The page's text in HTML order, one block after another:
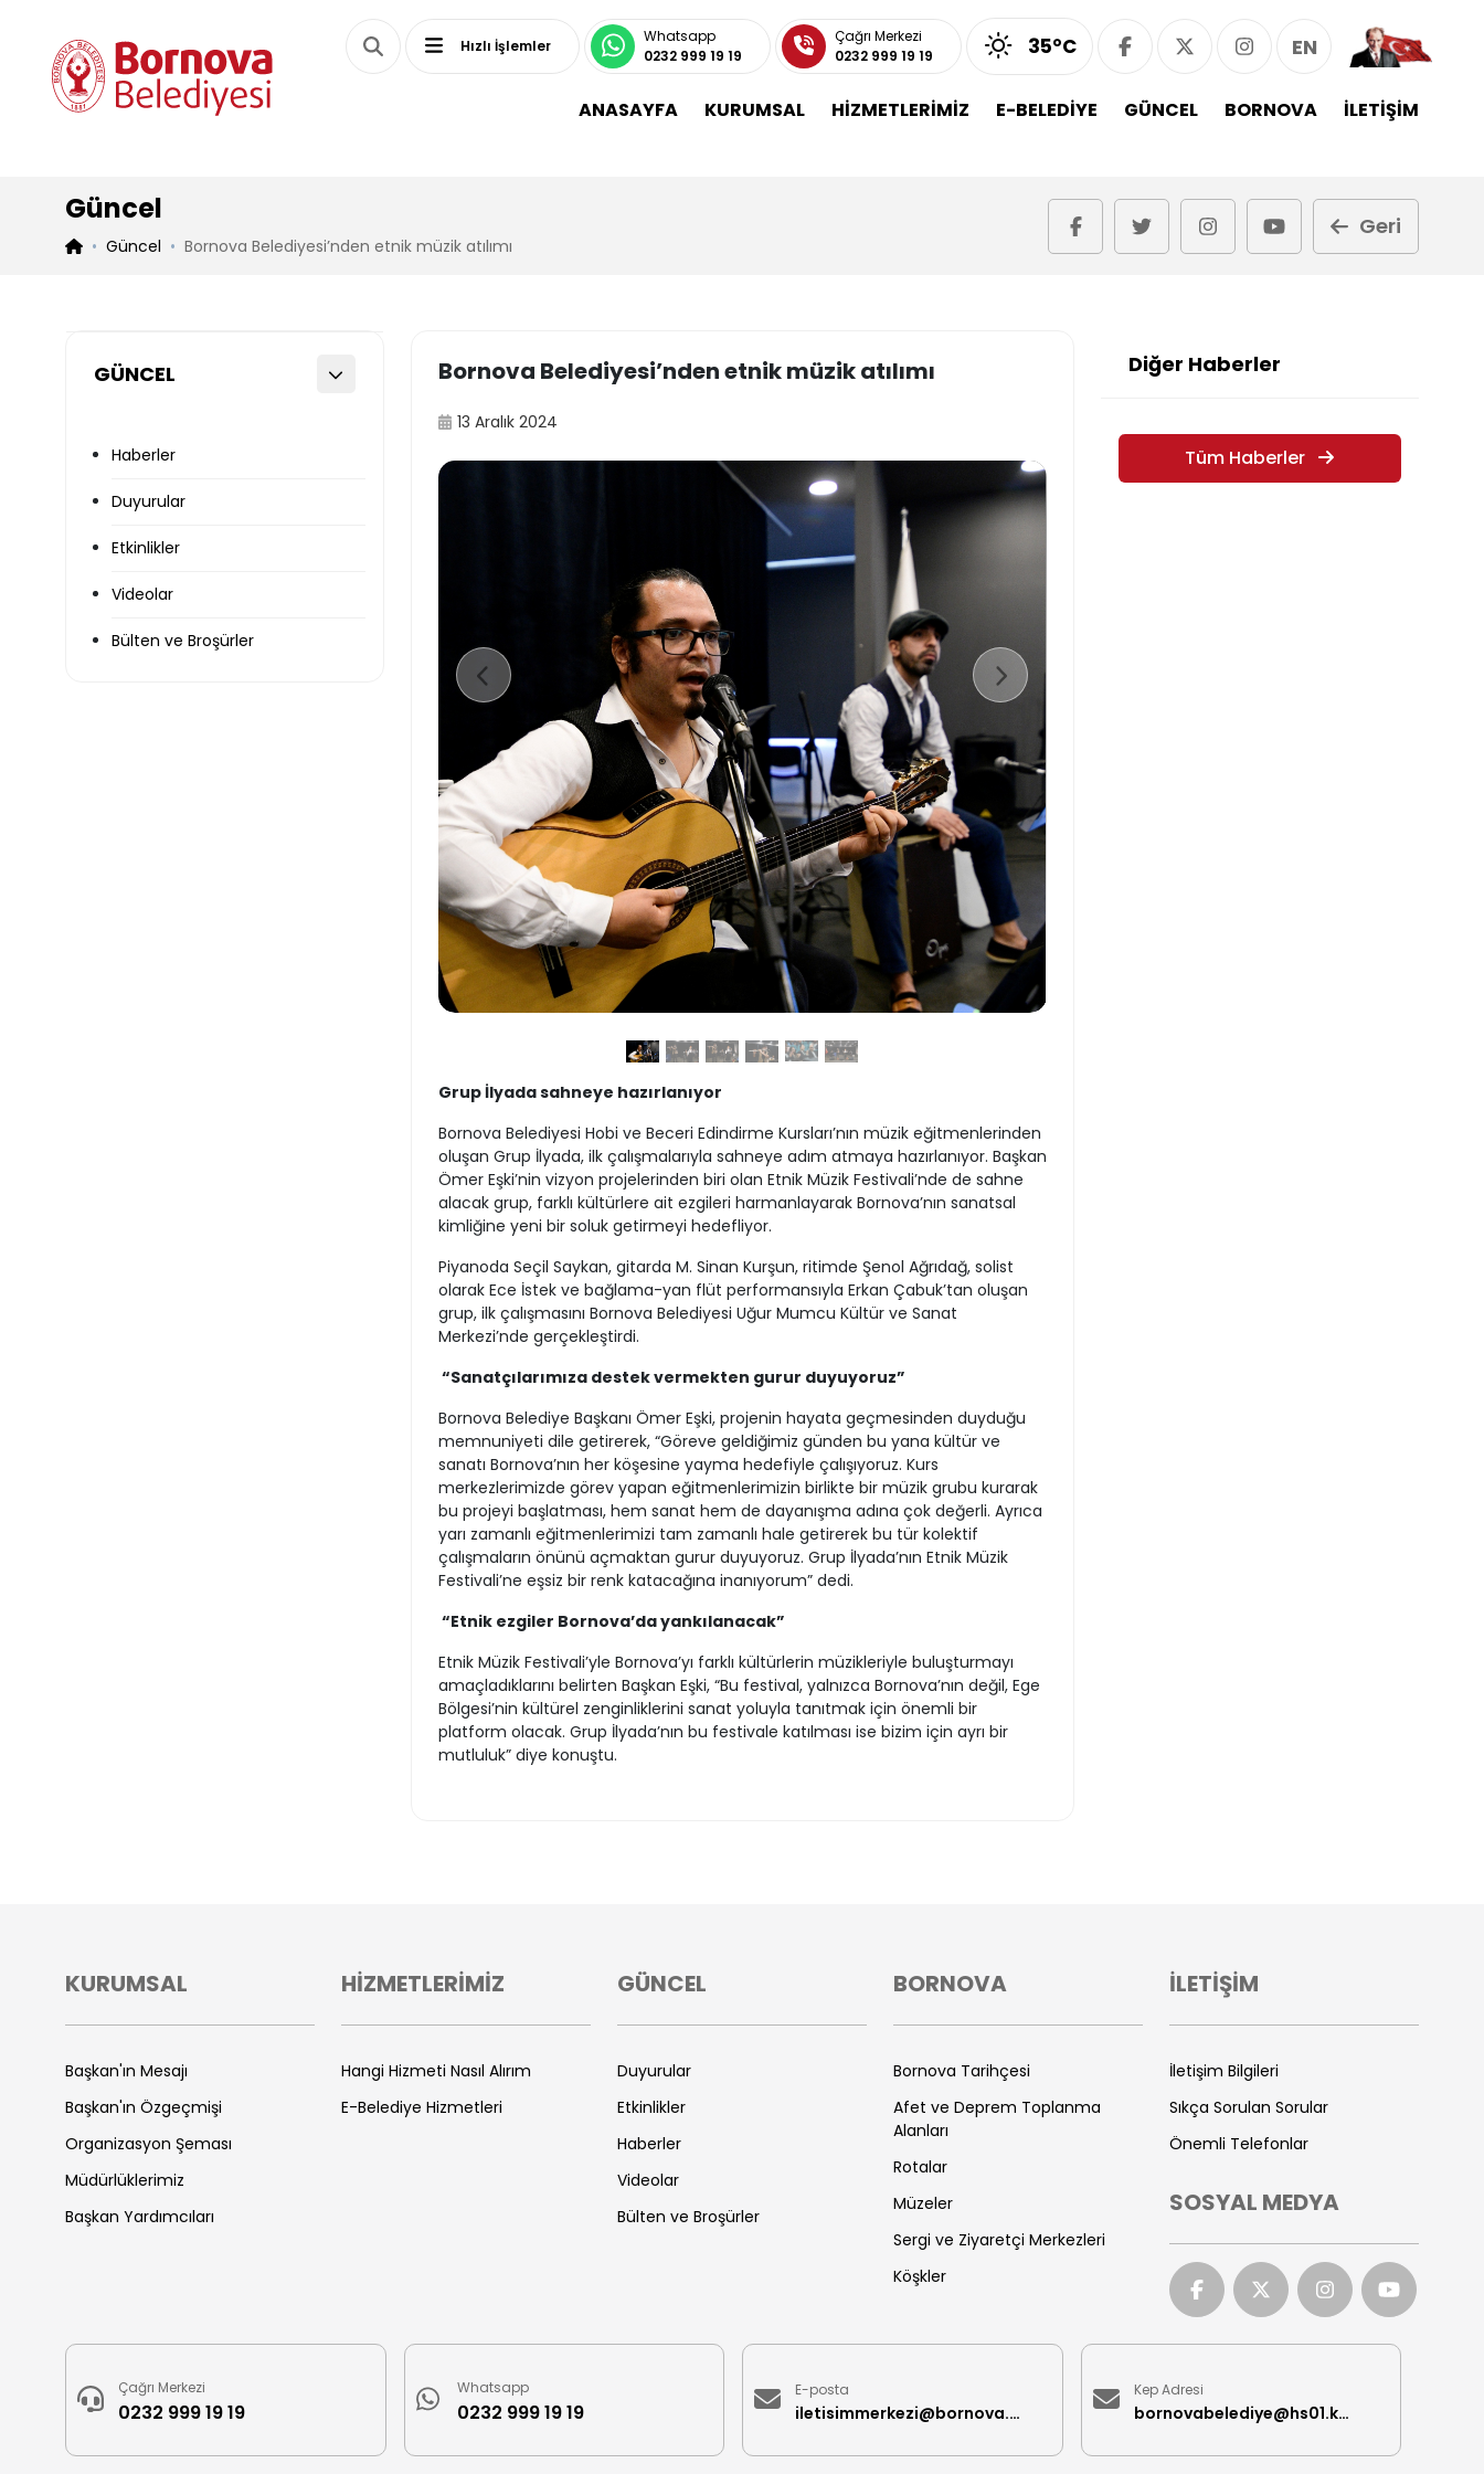
Hızlı İşlemler
Whatsapp
0232 999 19 19
Çağrı Merkezi
0232 999 19 19
35°C EN
ANASAYFA KURUMSAL HİZMETLERİMİZ E-BELEDİYE GÜNCEL BORNOVA İLETİŞİM
Güncel
Güncel Bornova Belediyesi’nden etnik müzik atılımı
Geri
GÜNCEL
Haberler
Duyurular
Etkinlikler
Videolar
Bülten ve Broşürler
Bornova Belediyesi’nden etnik müzik atılımı
13 Aralık 2024
Grup İlyada sahneye hazırlanıyor
Bornova Belediyesi Hobi ve Beceri Edindirme Kursları’nın müzik eğitmenlerinden
oluşan Grup İlyada, ilk çalışmalarıyla sahneye adım atmaya hazırlanıyor. Başkan
Ömer Eşki’nin vizyon projelerinden biri olan Etnik Müzik Festivali’nde de sahne
alacak grup, farklı kültürlere ait ezgileri harmanlayarak Bornova’nın sanatsal
kimliğine yeni bir soluk getirmeyi hedefliyor.
Piyanoda Seçil Saykan, gitarda M. Sinan Kurşun, ritimde Şenol Ağrıdağ, solist
olarak Ece İstek ve bağlama-yan flüt performansıyla Erkan Çabuk’tan oluşan
grup, ilk çalışmasını Bornova Belediyesi Uğur Mumcu Kültür ve Sanat
Merkezi’nde gerçekleştirdi.
“Sanatçılarımıza destek vermekten gurur duyuyoruz”
Bornova Belediye Başkanı Ömer Eşki, projenin hayata geçmesinden duyduğu
memnuniyeti dile getirerek, “Göreve geldiğimiz günden bu yana kültür ve
sanatı Bornova’nın her köşesine yayma hedefiyle çalışıyoruz. Kurs
merkezlerimizde görev yapan eğitmenlerimizin birlikte bir müzik grubu kurarak
bu projeyi başlatması, hem sanat hem de dayanışma adına çok değerli. Ayrıca
yarı zamanlı eğitmenlerimizi tam zamanlı hale getirerek bu tür kolektif
çalışmaların önünü açmaktan gurur duyuyoruz. Grup İlyada’nın Etnik Müzik
Festivali’ne eşsiz bir renk katacağına inanıyorum” dedi.
“Etnik ezgiler Bornova’da yankılanacak”
Etnik Müzik Festivali’yle Bornova’yı farklı kültürlerin müzikleriyle buluşturmayı
amaçladıklarını belirten Başkan Eşki, “Bu festival, yalnızca Bornova’nın değil, Ege
Bölgesi’nin kültürel zenginliklerini sanat yoluyla tanıtmak için önemli bir
platform olacak. Grup İlyada’nın bu festivale katılması ise bizim için ayrı bir
mutluluk” diye konuştu.
Diğer Haberler
Tüm Haberler
KURUMSAL
Başkan'ın Mesajı
Başkan'ın Özgeçmişi
Organizasyon Şeması
Müdürlüklerimiz
Başkan Yardımcıları
HİZMETLERİMİZ
Hangi Hizmeti Nasıl Alırım
E-Belediye Hizmetleri
GÜNCEL
Duyurular
Etkinlikler
Haberler
Videolar
Bülten ve Broşürler
BORNOVA
Bornova Tarihçesi
Afet ve Deprem Toplanma
Alanları
Rotalar
Müzeler
Sergi ve Ziyaretçi Merkezleri
Köşkler
İLETİŞİM
İletişim Bilgileri
Sıkça Sorulan Sorular
Önemli Telefonlar
SOSYAL MEDYA
Çağrı Merkezi
0232 999 19 19
Whatsapp
0232 999 19 19
E-posta
iletisimmerkezi@bornova.bel.tr
Kep Adresi
bornovabelediye@hs01.kep.tr